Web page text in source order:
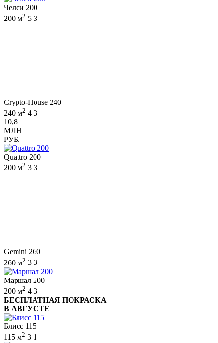
Челси 200
200 м2 5 3
Crypto-House 240
240 м2 4 3
10,8
МЛН
РУБ.
Quattro 200
200 м2 3 3
Gemini 260
260 м2 3 3
Маршал 200
200 м2 4 3
БЕСПЛАТНАЯ ПОКРАСКА
В АВГУСТЕ
Блисс 115
115 м2 3 1